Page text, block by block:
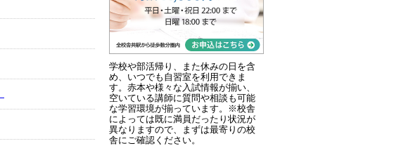
学校や部活帰り、また休みの日を含
め、いつでも自習室を利用できま
す。赤本や様々な入試情報が揃い、
空いている講師に質問や相談も可能
な学習環境が揃っています。※校舎
によっては既に満員だったり状況が
異なりますので、まずは最寄りの校
舎にご確認ください。